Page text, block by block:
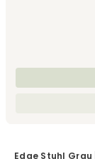
Edge Stuhl Grau |